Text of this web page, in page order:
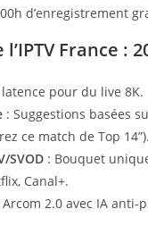
d’enregistrement
l’IPTV France :
latence pour du live 8K.
: Suggestions basées
ce match de Top 14”).
SVOD : Bouquet
Canal+.
Arcom 2.0 avec IA anti-